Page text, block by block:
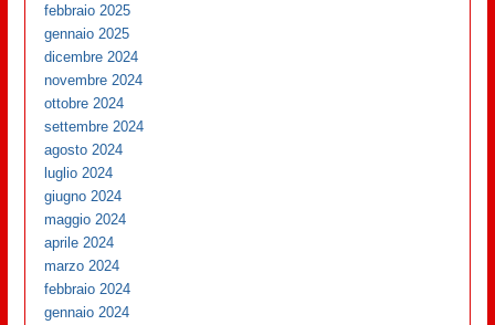
febbraio 2025
gennaio 2025
dicembre 2024
novembre 2024
ottobre 2024
settembre 2024
agosto 2024
luglio 2024
giugno 2024
maggio 2024
aprile 2024
marzo 2024
febbraio 2024
gennaio 2024